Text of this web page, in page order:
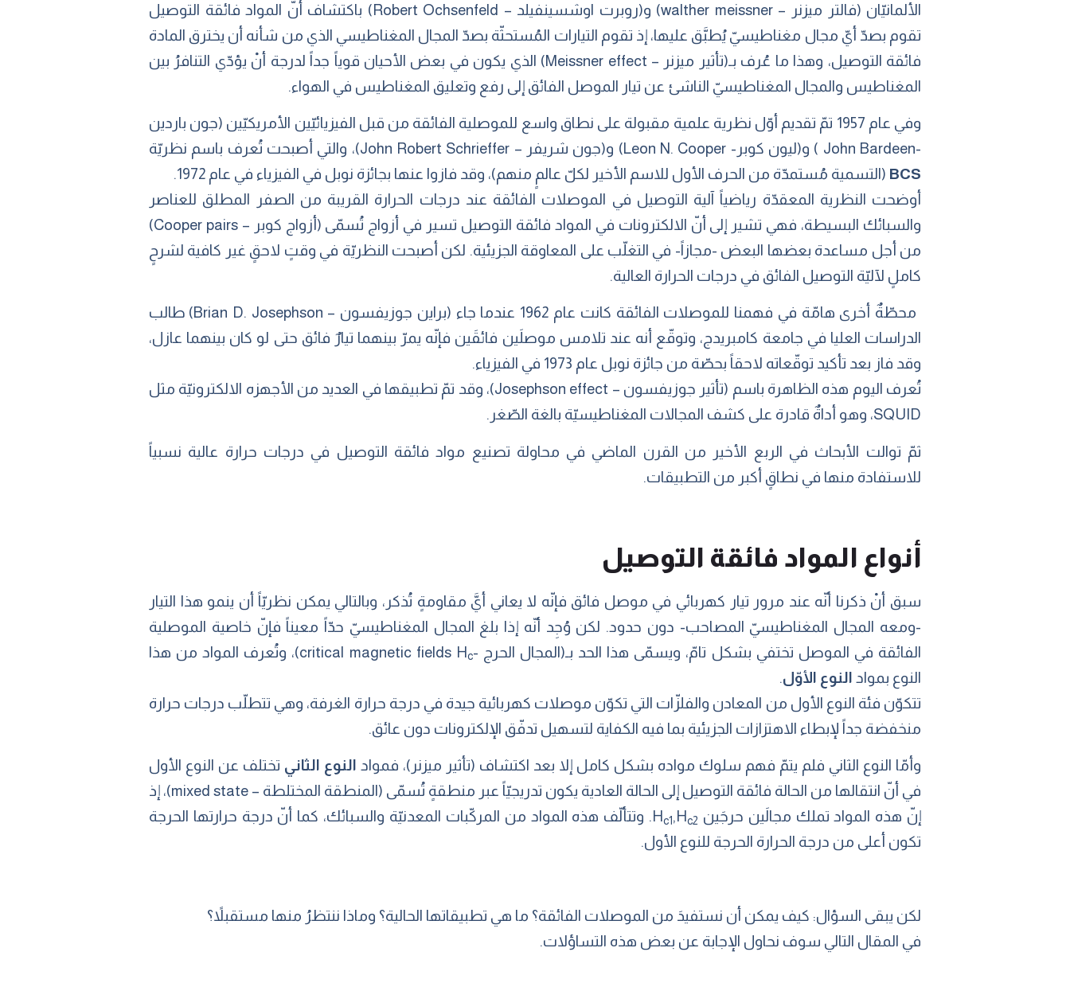
الألمانيّان (فالتر ميزنر – walther meissner) و(روبرت اوشسينفيلد – Robert Ochsenfeld) باكتشاف أنّ المواد فائقة التوصيل
تقوم بصدّ أيّ مجال مغناطيسيّ يُطبَّق عليها، إذ تقوم التيارات المُستحثّة بصدّ المجال المغناطيسي الذي من شأنه أن يخترق المادة
فائقة التوصيل، وهذا ما عُرف بـ(تأثير ميزنر – Meissner effect) الذي يكون في بعض الأحيان قوياً جداً لدرجة أنْ يؤدّي التنافرُ بين
المغناطيس والمجال المغناطيسيّ الناشئ عن تيار الموصل الفائق إلى رفع وتعليق المغناطيس في الهواء.
وفي عام 1957 تمّ تقديم أوّل نظرية علمية مقبولة على نطاق واسع للموصلية الفائقة من قبل الفيزيائيّين الأمريكيّين (جون باردين
-John Bardeen ) و(ليون كوبر- Leon N. Cooper) و(جون شريفر – John Robert Schrieffer)، والتي أصبحت تُعرف باسم نظريّة
BCS (التسمية مُستمدّة من الحرف الأول للاسم الأخير لكلّ عالمٍ منهم)، وقد فازوا عنها بجائزة نوبل في الفيزياء في عام 1972.
أوضحت النظرية المعقدّة رياضياً آلية التوصيل في الموصلات الفائقة عند درجات الحرارة القريبة من الصفر المطلق للعناصر
والسبائك البسيطة، فهي تشير إلى أنّ الالكترونات في المواد فائقة التوصيل تسير في أزواج تُسمّى (أزواج كوبر – Cooper pairs)
من أجل مساعدة بعضها البعض -مجازاً- في التغلّب على المعاوقة الجزيئية. لكن أصبحت النظريّة في وقتٍ لاحقٍ غير كافية لشرحٍ
كاملٍ لآليّة التوصيل الفائق في درجات الحرارة العالية.
محطّةٌ أخرى هامّة في فهمنا للموصلات الفائقة كانت عام 1962 عندما جاء (براين جوزيفسون – Brian D. Josephson) طالب
الدراسات العليا في جامعة كامبريدج، وتوقّع أنه عند تلامس موصلَين فائقَين فإنّه يمرّ بينهما تيارٌ فائق حتى لو كان بينهما عازل،
وقد فاز بعد تأكيد توقّعاته لاحقاً بحصّة من جائزة نوبل عام 1973 في الفيزياء.
تُعرف اليوم هذه الظاهرة باسم (تأثير جوزيفسون – Josephson effect)، وقد تمّ تطبيقها في العديد من الأجهزه الالكترونيّة مثل
SQUID، وهو أداةٌ قادرة على كشف المجالات المغناطيسيّة بالغة الصّغر.
ثمّ توالت الأبحاث في الربع الأخير من القرن الماضي في محاولة تصنيع مواد فائقة التوصيل في درجات حرارة عالية نسبياً
للاستفادة منها في نطاقٍ أكبر من التطبيقات.
أنواع المواد فائقة التوصيل
سبق أنْ ذكرنا أنّه عند مرور تيار كهربائي في موصل فائق فإنّه لا يعاني أيَّ مقاومةٍ تُذكر، وبالتالي يمكن نظريّاً أن ينمو هذا التيار
-ومعه المجال المغناطيسيّ المصاحب- دون حدود. لكن وُجِد أنّه إذا بلغ المجال المغناطيسيّ حدّاً معيناً فإنّ خاصية الموصلية
الفائقة في الموصل تختفي بشكل تامّ، ويسمّى هذا الحد بـ(المجال الحرج -critical magnetic fields Hc
)، وتُعرف المواد من هذا
النوع بمواد النوع الأوّل.
تتكوّن فئة النوع الأول من المعادن والفلزّات التي تكوّن موصلات كهربائية جيدة في درجة حرارة الغرفة، وهي تتطلّب درجات حرارة
منخفضة جداً لإبطاء الاهتزازات الجزيئية بما فيه الكفاية لتسهيل تدفّق الإلكترونات دون عائق.
وأمّا النوع الثاني فلم يتمّ فهم سلوك مواده بشكل كامل إلا بعد اكتشاف (تأثير ميزنر)، فمواد النوع الثاني تختلف عن النوع الأول
في أنّ انتقالها من الحالة فائقة التوصيل إلى الحالة العادية يكون تدريجيّاً عبر منطقةٍ تُسمّى (المنطقة المختلطة – mixed state)، إذ
إنّ هذه المواد تملك مجالَين حرجَين H
c1,Hc2
. وتتألّف هذه المواد من المركّبات المعدنيّة والسبائك، كما أنّ درجة حرارتها الحرجة
تكون أعلى من درجة الحرارة الحرجة للنوع الأول.
لكن يبقى السؤال: كيف يمكن أن نستفيدَ من الموصلات الفائقة؟ ما هي تطبيقاتها الحالية؟ وماذا ننتظرُ منها مستقبلاً؟
في المقال التالي سوف نحاول الإجابة عن بعض هذه التساؤلات.